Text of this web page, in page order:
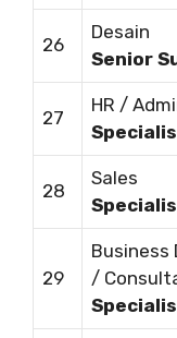
26
Desain
Senior
27
HR /
28
Sales
29
Business
/